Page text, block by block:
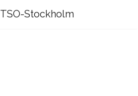
TSO-Stockholm